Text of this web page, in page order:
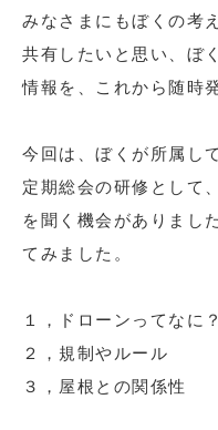
みなさまにもぼくの考
共有したいと思い、ぼ
情報を、これから随時
今回は、ぼくが所属し
定期総会の研修として
を聞く機会がありまし
てみました。
１，ドローンってなに？
２，規制やルール
３，屋根との関係性